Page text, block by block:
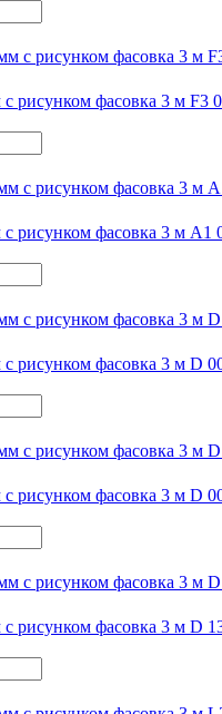
с рисунком фасовка 3 м F3
с рисунком фасовка 3 м
с рисунком фасовка 3 м D
с рисунком фасовка 3 м D
с рисунком фасовка 3 м D